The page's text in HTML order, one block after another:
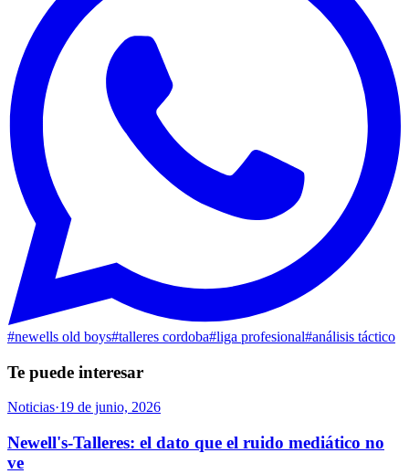
#newells old boys#talleres cordoba#liga profesional#análisis táctico
Te puede interesar
Noticias·19 de junio, 2026
Newell's-Talleres: el dato que el ruido mediático no
ve